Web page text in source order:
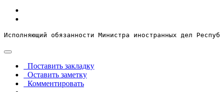
Исполняющий обязанности Министра иностранных дел
Поставить закладку
Оставить заметку
Комментировать